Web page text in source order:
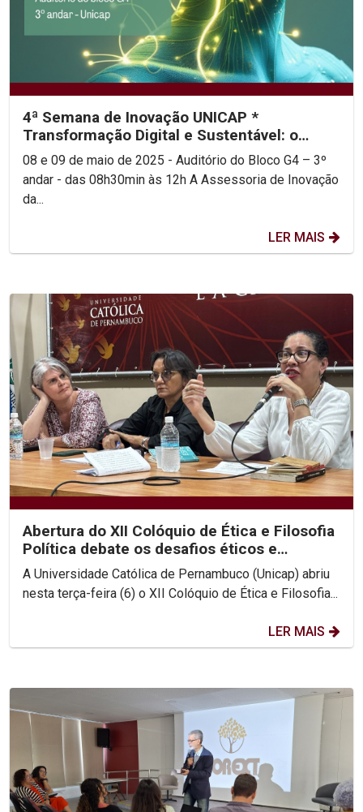
4ª Semana de Inovação UNICAP *
Transformação Digital e Sustentável: o
futuro de Pernambuco pela...
08 e 09 de maio de 2025 - Auditório do Bloco G4 – 3º
andar - das 08h30min às 12h A Assessoria de Inovação
da...
LER MAIS
Abertura do XII Colóquio de Ética e Filosofia
Política debate os desafios éticos e
existenciais...
A Universidade Católica de Pernambuco (Unicap) abriu
nesta terça-feira (6) o XII Colóquio de Ética e Filosofia...
LER MAIS